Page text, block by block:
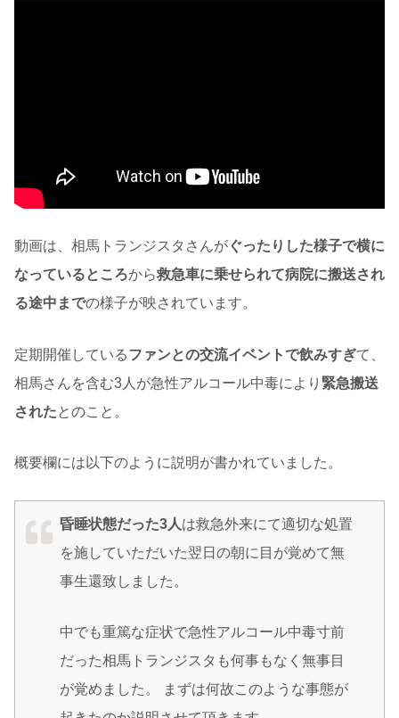
動画は、相馬トランジスタさんがぐったりした様子で横に
なっているところから救急車に乗せられて病院に搬送され
る途中までの様子が映されています。
定期開催しているファンとの交流イベントで飲みすぎて、
相馬さんを含む3人が急性アルコール中毒により 緊急搬送
されたとのこと。
概要欄には以下のように説明が書かれていました。
昏睡状態だった3人は救急外来にて適切な処置
を施していただいた翌日の朝に目が覚めて無
事生還致しました。
中でも重篤な症状で急性アルコール中毒寸前
だった相馬トランジスタも何事もなく無事目
が覚めました。 まずは何故このような事態が